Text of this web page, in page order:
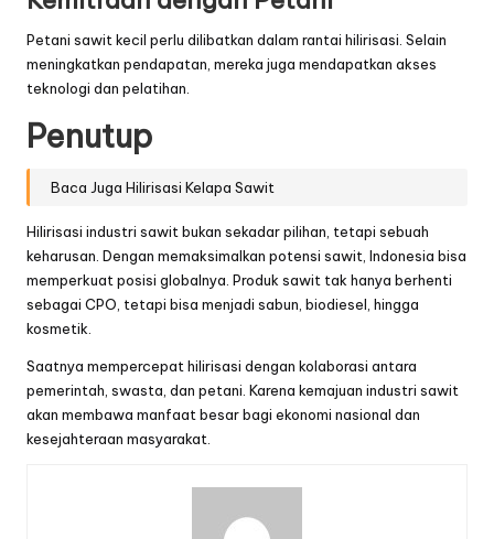
Petani sawit kecil perlu dilibatkan dalam rantai hilirisasi. Selain
meningkatkan pendapatan, mereka juga mendapatkan akses
teknologi dan pelatihan.
Penutup
Baca Juga Hilirisasi Kelapa Sawit
Hilirisasi industri sawit bukan sekadar pilihan, tetapi sebuah
keharusan. Dengan memaksimalkan potensi sawit, Indonesia bisa
memperkuat posisi globalnya. Produk sawit tak hanya berhenti
sebagai CPO, tetapi bisa menjadi sabun, biodiesel, hingga
kosmetik.
Saatnya mempercepat hilirisasi dengan kolaborasi antara
pemerintah, swasta, dan petani. Karena kemajuan industri sawit
akan membawa manfaat besar bagi ekonomi nasional dan
kesejahteraan masyarakat.